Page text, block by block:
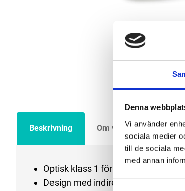
Denna
Vi använder
sociala medier
till de sociala
med annan
Samtyckesval
Beskrivning Om varumärket
Optisk klass 1 för långvarig
Design med indirekt ventilation